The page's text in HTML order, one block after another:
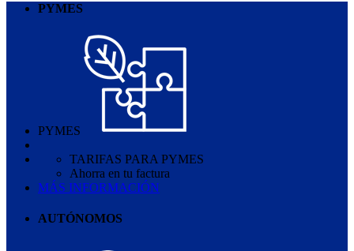
PYMES
PYMES
TARIFAS PARA PYMES
Ahorra en tu factura
MÁS INFORMACIÓN
AUTÓNOMOS